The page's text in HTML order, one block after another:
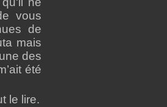
vous
de
mais
des
été
le lire.